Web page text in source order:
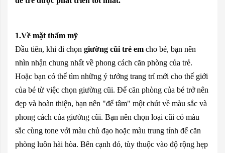
1.Về mặt thẩm mỹ
Đầu tiên, khi đi chọn giường cũi trẻ em cho bé, bạn nên
nhìn nhận chung nhất về phong cách căn phòng của trẻ.
Hoặc bạn có thể tìm những ý tưởng trang trí mới cho thế giới
của bé từ việc chọn giường cũi. Để căn phòng của bé trở nên
đẹp và hoàn thiện, bạn nên "để tâm" một chút về màu sắc và
phong cách của giường cũi. Bạn nên chọn loại cũi có màu
sắc cùng tone với màu chủ đạo hoặc màu trung tính để căn
phòng luôn hài hòa. Bên cạnh đó, tùy thuộc vào độ rộng hẹp